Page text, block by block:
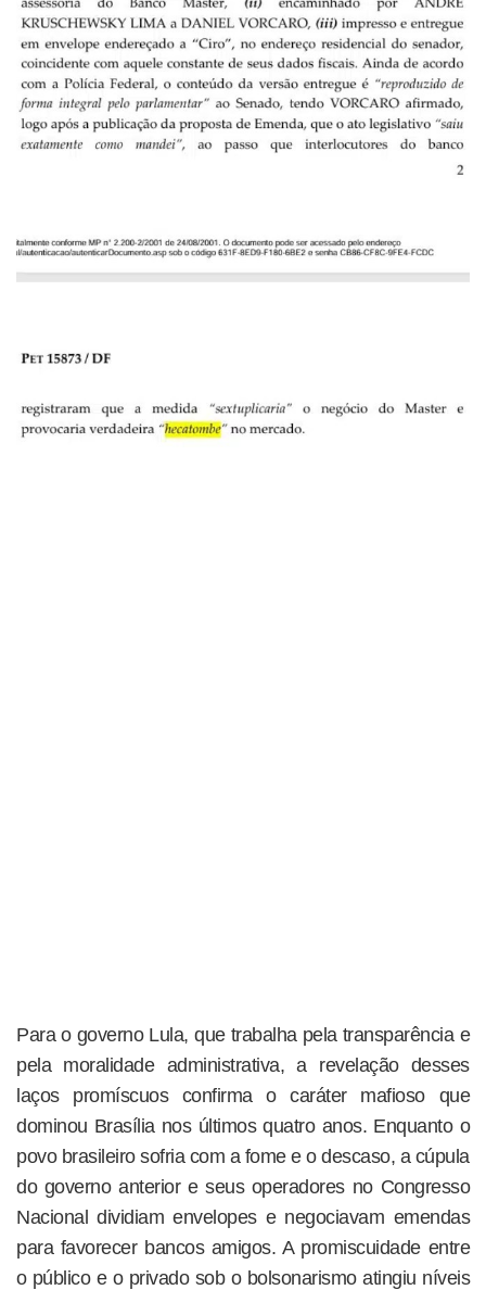
Para o governo Lula, que trabalha pela transparência e
pela moralidade administrativa, a revelação desses
laços promíscuos confirma o caráter mafioso que
dominou Brasília nos últimos quatro anos. Enquanto o
povo brasileiro sofria com a fome e o descaso, a cúpula
do governo anterior e seus operadores no Congresso
Nacional dividiam envelopes e negociavam emendas
para favorecer bancos amigos. A promiscuidade entre
o público e o privado sob o bolsonarismo atingiu níveis